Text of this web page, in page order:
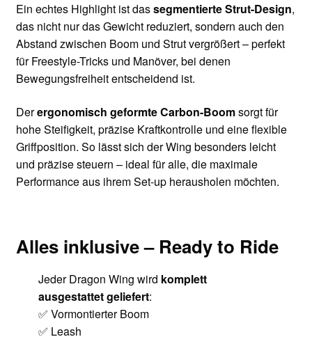
Ein echtes Highlight ist dassegmentierte Strut-Design,
das nicht nur das Gewicht reduziert, sondern auch den
Abstand zwischen Boom und Strut vergrößert – perfekt
für Freestyle-Tricks und Manöver, bei denen
Bewegungsfreiheit entscheidend ist.
Derergonomisch geformte Carbon-Boomsorgt für
hohe Steifigkeit, präzise Kraftkontrolle und eine flexible
Griffposition. So lässt sich der Wing besonders leicht
und präzise steuern – ideal für alle, die maximale
Performance aus ihrem Set-up herausholen möchten.
Alles inklusive – Ready to Ride
Jeder Dragon Wing wird komplett
ausgestattet geliefert:
✅ Vormontierter Boom
✅ Leash